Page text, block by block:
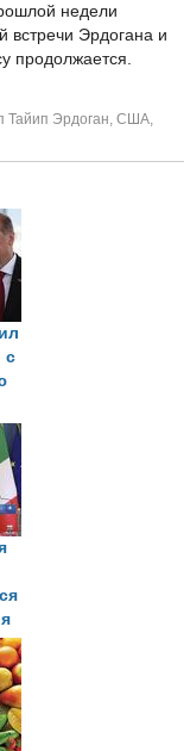
недели
встречи Эрдогана и
продолжается.
Тайип Эрдоган, США,
с